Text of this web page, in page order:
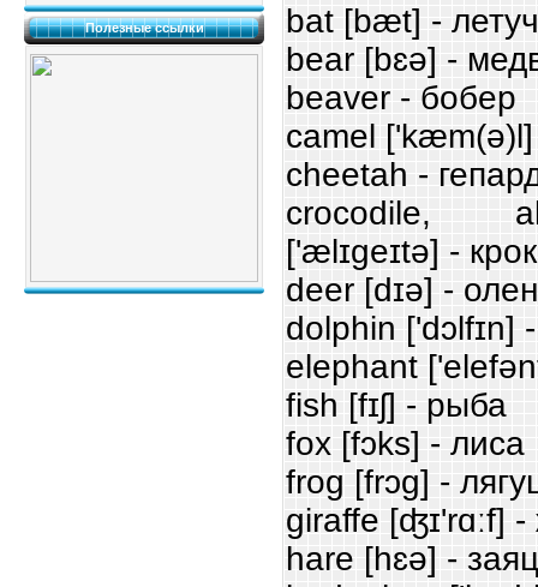
Полезные ссылки
bat [bæt] -
bear [bɛə] -
beaver - бобер
camel
cheetah -
crocodile,
['ælɪgeɪtə] -
deer [dɪə] -
dolphin ['dɔlfɪn]
elephant
fish [fɪʃ] - рыба
fox [fɔks] - лиса
frog [frɔg] -
giraffe [ʤɪ'rɑːf]
hare [hɛə] - заяц